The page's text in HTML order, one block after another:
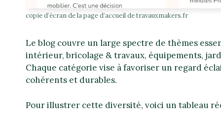
copie d’écran de la page d’accueil de travauxmakers.fr
Le blog couvre un large spectre de thèmes
intérieur, bricolage & travaux, équipements,
Chaque catégorie vise à favoriser un regard
cohérents et durables.
Pour illustrer cette diversité, voici un tableau